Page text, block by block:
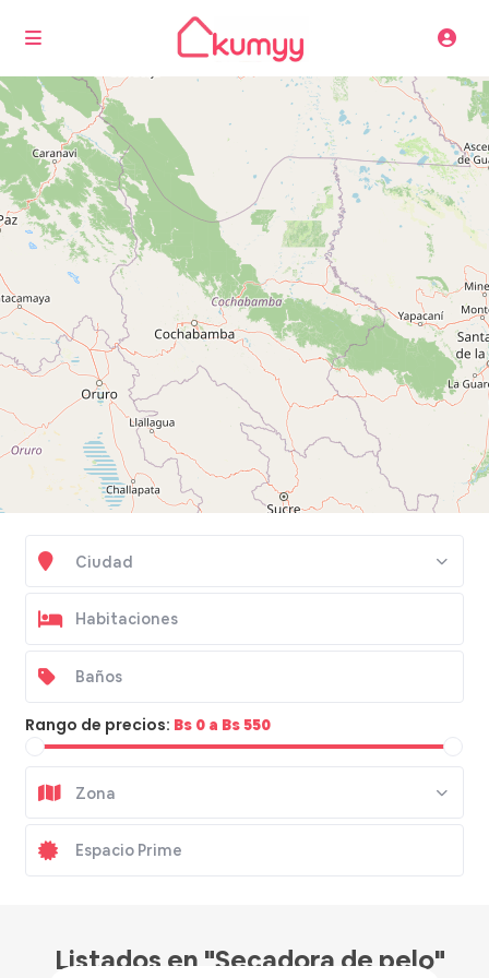
Cargando mapas
Ciudad
Rango de precios: Bs 0 a Bs 550
Zona
Listados en "Secadora de pelo"